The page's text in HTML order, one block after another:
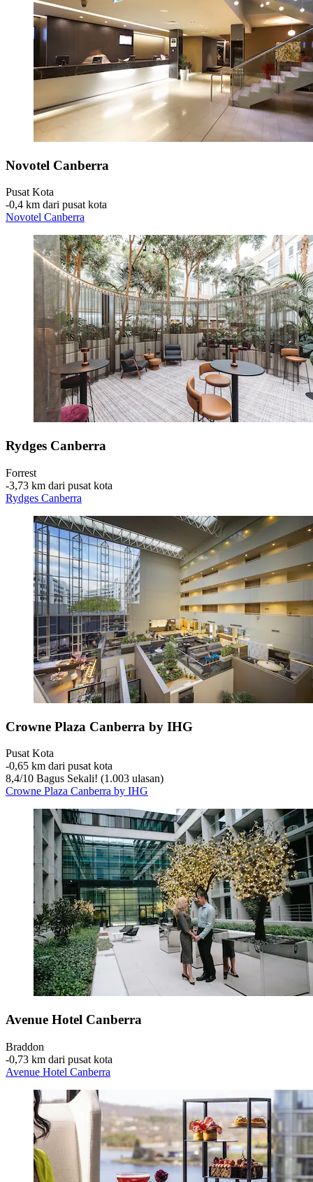
Novotel Canberra
Pusat Kota
‐0,4 km dari pusat kota
Novotel Canberra
Rydges Canberra
Forrest
‐3,73 km dari pusat kota
Rydges Canberra
Crowne Plaza Canberra by IHG
Pusat Kota
‐0,65 km dari pusat kota
8,4/10 Bagus Sekali! (1.003 ulasan)
Crowne Plaza Canberra by IHG
Avenue Hotel Canberra
Braddon
‐0,73 km dari pusat kota
Avenue Hotel Canberra